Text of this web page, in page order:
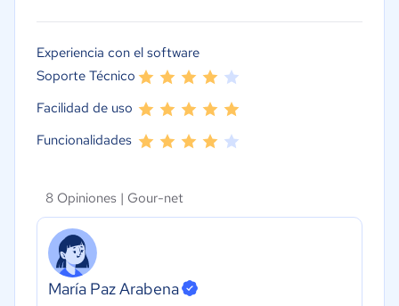
Experiencia con el software
Soporte Técnico
Facilidad de uso
Funcionalidades
8 Opiniones | Gour-net
María Paz Arabena